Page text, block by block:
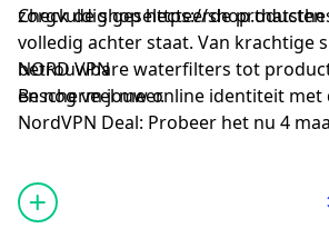
zorgvuldig geselecteerde producten
volledig achter staat. Van krachtige
betrouwbare waterfilters tot
en nog veel meer.
Check de shophttps://
NORD VPN
Bescherm jouw online identiteit met
NordVPN Deal: Probeer het nu 4
https://nordvpn.com/